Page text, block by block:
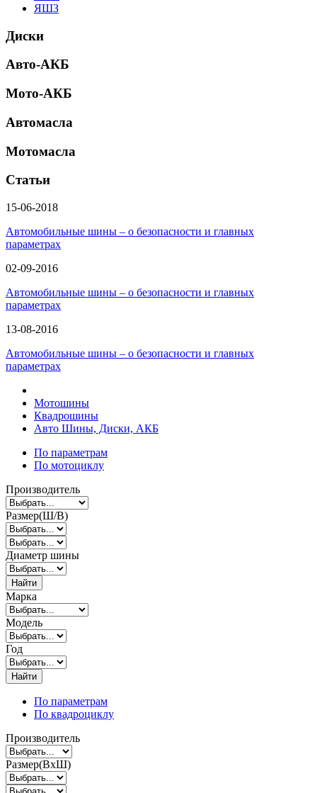
ЯШЗ
Диски
Авто-АКБ
Мото-АКБ
Автомасла
Мотомасла
Статьи
15-06-2018
Автомобильные шины – о безопасности и главных
параметрах
02-09-2016
Автомобильные шины – о безопасности и главных
параметрах
13-08-2016
Автомобильные шины – о безопасности и главных
параметрах
Мотошины
Квадрошины
Авто Шины, Диски, АКБ
По параметрам
По мотоциклу
Производитель
Размер(Ш/В)
Диаметр шины
Найти
Марка
Модель
Год
Найти
По параметрам
По квадроциклу
Производитель
Размер(ВxШ)